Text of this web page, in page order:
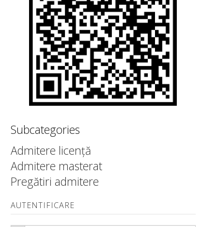
Subcategories
Admitere licență
Admitere masterat
Pregătiri admitere
AUTENTIFICARE